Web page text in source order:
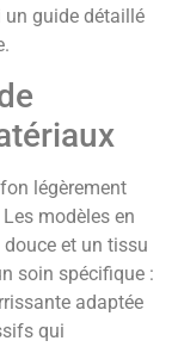
guide détaillé
légèrement
modèles en
et un tissu
soin spécifique :
adaptée
qui